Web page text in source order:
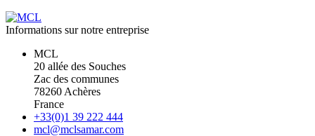
Informations sur notre entreprise
MCL
20 allée des Souches
Zac des communes
78260 Achères
France
+33(0)1 39 222 444
mcl@mclsamar.com